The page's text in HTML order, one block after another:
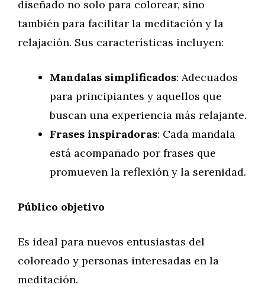
diseñado no solo para colorear, sino
también para facilitar la meditación y la
relajación. Sus características incluyen:
Mandalas simplificados: Adecuados
para principiantes y aquellos que
buscan una experiencia más relajante.
Frases inspiradoras: Cada mandala
está acompañado por frases que
promueven la reflexión y la serenidad.
Público objetivo
Es ideal para nuevos entusiastas del
coloreado y personas interesadas en la
meditación.